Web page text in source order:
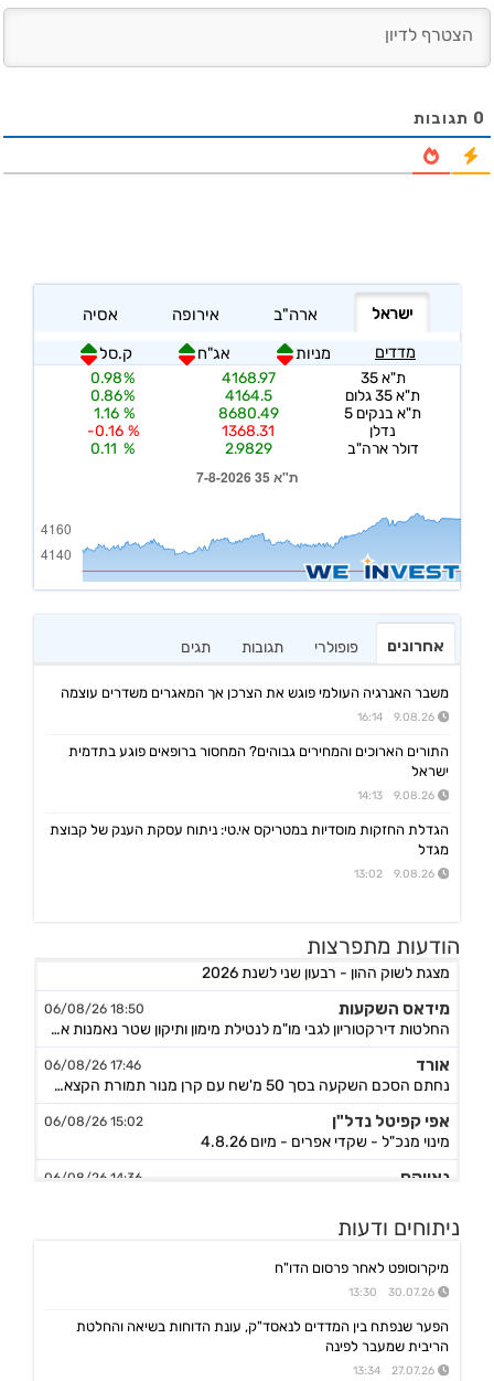
0 תגובות
אחרונים פופולרי תגובות תגים
משבר האנרגיה העולמי פוגש את הצרכן אך המאגרים משדרים עוצמה
9.08.26 16:14
התורים הארוכים והמחירים גבוהים? המחסור ברופאים פוגע בתדמית
ישראל
9.08.26 14:13
הגדלת החזקות מוסדיות במטריקס אי.טי: ניתוח עסקת הענק של קבוצת
מגדל
9.08.26 13:02
הודעות מתפרצות
מניבים ריט
מצגת לשוק ההון - רבעון שני לשנת 2026
מידאס השקעות
החלטות דירקטוריון לגבי מו"מ לנטילת מימון ותיקון שטר נאמנות אג"ח ד׳ - המשך בק"ע תזמ"ז חזוי והיערכות ל
אורד
נחתם הסכם השקעה בסך 50 מ'שח עם קרן מנור תמורת הקצאה פרטית ב-164.51 ש״ח למניה +אופציה להשקעה נוספת, ה
אפי קפיטל נדל"ן
מינוי מנכ"ל - שקדי אפרים - מיום 4.8.26
נאייקס
לייבפרסון
הצגת הצעת רכישת החברה ע"י SOUNDHOUND AI
גיקס אינטרנט
אפולו פאוור 09:00 06/08/26
ניתוחים ודעות
מיקרוסופט לאחר פרסום הדו"ח
30.07.26 13:30
הפער שנפתח בין המדדים לנאסד"ק, עונת הדוחות בשיאה והחלטת
הריבית שמעבר לפינה
27.07.26 13:34